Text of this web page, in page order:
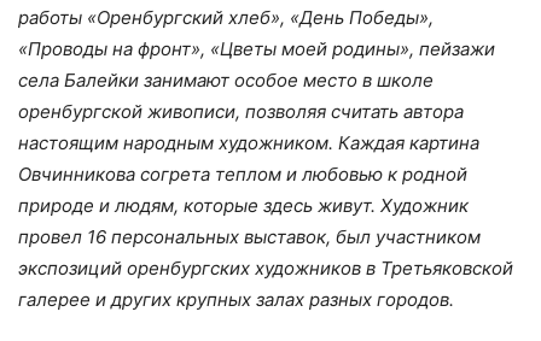
работы «Оренбургский хлеб», «День Победы»,
«Проводы на фронт», «Цветы моей родины», пейзажи
села Балейки занимают особое место в школе
оренбургской живописи, позволяя считать автора
настоящим народным художником. Каждая картина
Овчинникова согрета теплом и любовью к родной
природе и людям, которые здесь живут. Художник
провел 16 персональных выставок, был участником
экспозиций оренбургских художников в Третьяковской
галерее и других крупных залах разных городов.